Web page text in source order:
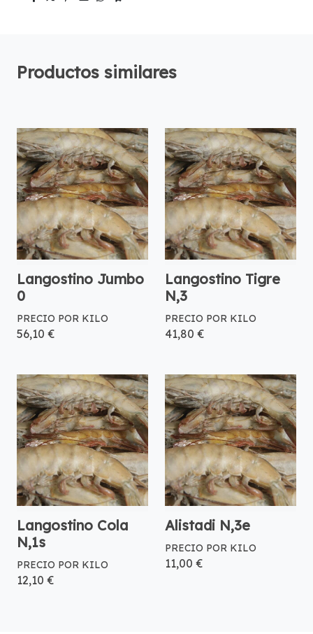
Productos similares
Langostino Jumbo
0
PRECIO POR KILO
56,10 €
Langostino Tigre
N,3
PRECIO POR KILO
41,80 €
Langostino Cola
N,1s
PRECIO POR KILO
12,10 €
Alistadi N,3e
PRECIO POR KILO
11,00 €